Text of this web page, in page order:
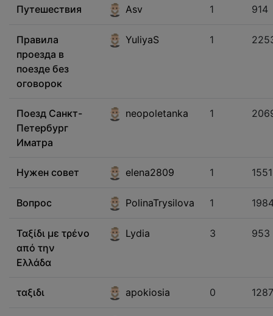
Путешествия Asv 1 914
Правила
проезда в
поезде без
оговорок
YuliyaS 1
Поезд Санкт-
Петербург
Иматра
neopoletanka 1
Нужен совет elena2809 1 1551
Вопрос PolinaTrysilova 1
Ταξίδι με τρένο
από την
Ελλάδα
Lydia 3 953
ταξιδι apokiosia 0 1287